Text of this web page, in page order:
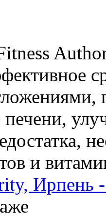
печени,
и
Ирпень